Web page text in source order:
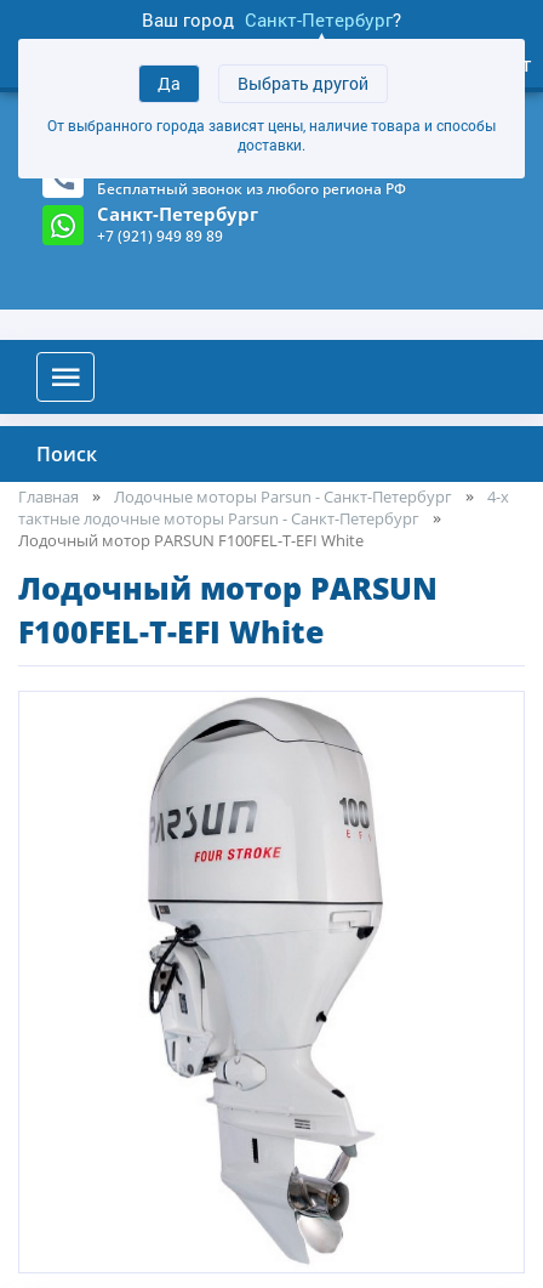
Ваш город Санкт-Петербург?
Да Выбрать другой
От выбранного города зависят цены, наличие товара и способы
доставки.
товаров
Личный кабинет
+7 (921) 949 89 89
Магазин и склад в Санкт-Петербурге (Карта)
Бесплатный звонок из любого региона РФ
Санкт-Петербург
+7 (921) 949 89 89
Поиск
Главная Лодочные моторы Parsun - Санкт-Петербург
4-х
тактные лодочные моторы Parsun - Санкт-Петербург
Лодочный мотор PARSUN F100FEL-T-EFI White
Лодочный мотор PARSUN
F100FEL-T-EFI White